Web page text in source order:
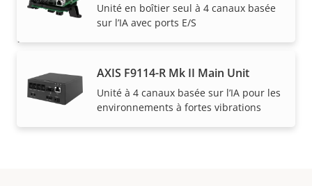
Power
Description
de la
Valeur de
la
propriété
Puissance (max.) -
Puissance (moyenne) -
Unité en boîtier seul à 4 canaux basée
sur l’IA avec ports E/S
AXIS F9114-R Mk II Main Unit
Unité à 4 canaux basée sur l’IA pour les
environnements à fortes vibrations